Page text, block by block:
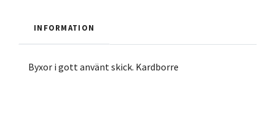
INFORMATION
Byxor i gott använt skick. Kardborre